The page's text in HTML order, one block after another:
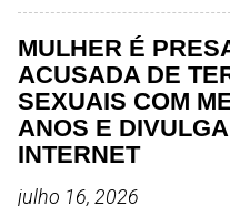
valor de
caso.
só em
pessoas
MULHER É
ACUSADA DE
SEXUAIS COM
ANOS E
INTERNET
julho 16, 2026